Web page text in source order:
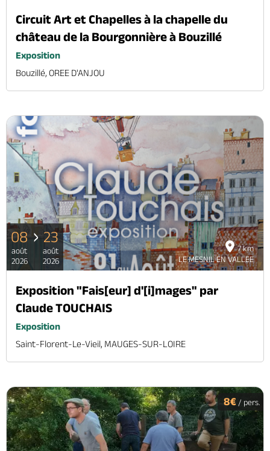
Circuit Art et Chapelles à la chapelle du
château de la Bourgonnière à Bouzillé
Exposition
Bouzillé, OREE D'ANJOU
7 km
LE MESNIL EN VALLEE
08
août
2026
23
août
2026
Exposition "Fais[eur] d'[i]mages" par
Claude TOUCHAIS
Exposition
Saint-Florent-Le-Vieil, MAUGES-SUR-LOIRE
8€ / pers.